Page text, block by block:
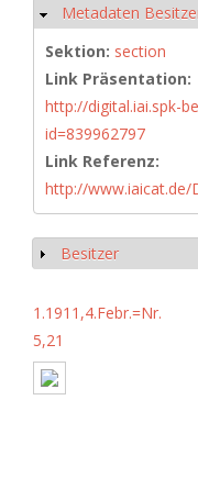
Hide
Metadaten
Sektion: section
Link Präsentation:
http://digital.iai.spk-
id=839962797
Link Referenz:
http://www.iaicat.de/
Show
Besitzer
1.1911,4.Febr.=Nr.
5,21